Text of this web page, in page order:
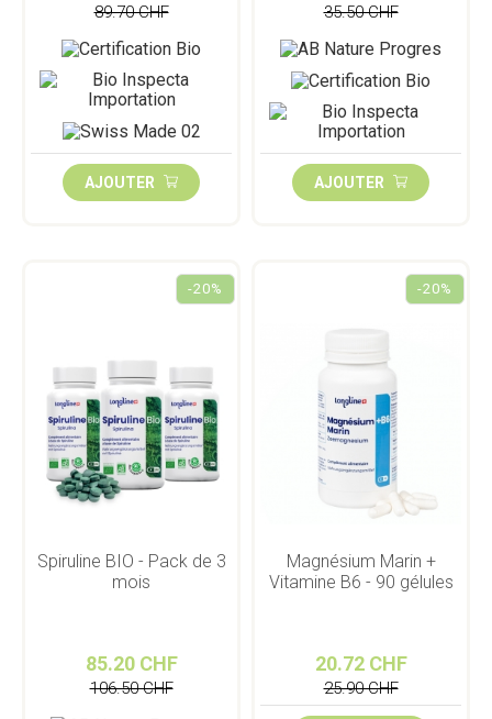
89.70 CHF
AJOUTER
35.50 CHF
AJOUTER
-20%
Spiruline BIO - Pack de 3
mois
85.20 CHF
106.50 CHF
-20%
Magnésium Marin +
Vitamine B6 - 90 gélules
20.72 CHF
25.90 CHF